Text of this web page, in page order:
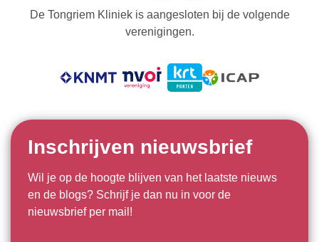
De Tongriem Kliniek is aangesloten bij de volgende
verenigingen.
Inschrijven nieuwsbrief
Wil je op de hoogte blijven van het laatste nieuws
en de blogs? Schrijf je dan nu in voor de
nieuwsbrief per mail!